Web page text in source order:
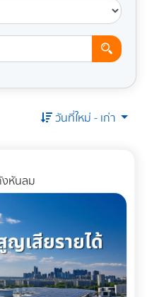
วันที่ใหม่ - เก่า
หันลม